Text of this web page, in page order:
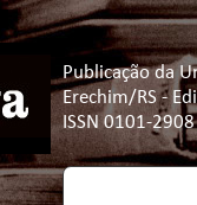
Publicação da
Erechim/RS -
ISSN 0101-2908